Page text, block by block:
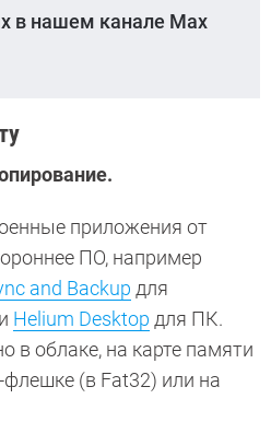
в нашем канале Max
приложения от
ПО, например
and Backup для
Helium Desktop для ПК.
в облаке, на карте памяти
(в Fat32) или на